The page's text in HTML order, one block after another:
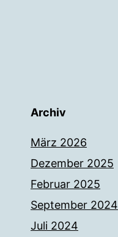
Archiv
März 2026
Dezember 2025
Februar 2025
September 2024
Juli 2024